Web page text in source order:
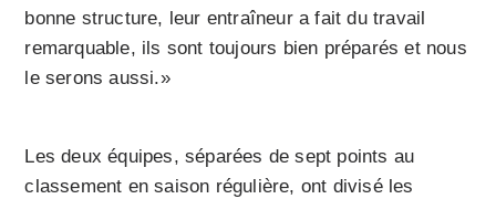
bonne structure, leur entraîneur a fait du travail
remarquable, ils sont toujours bien préparés et nous
le serons aussi.»
Les deux équipes, séparées de sept points au
classement en saison régulière, ont divisé les